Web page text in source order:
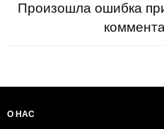
Произошла ошибка
О НАС